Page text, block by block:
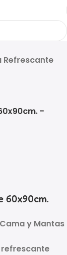
Refrescante
60x90cm.
Cama y Mantas